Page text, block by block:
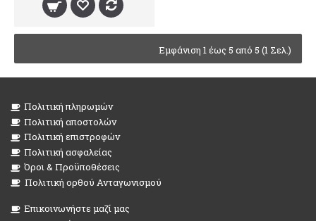
Εμφάνιση 1 έως 5 από 5 (1 Σελ.)
Πολιτική πληρωμών
Πολιτική αποστολών
Πολιτική επιστροφών
Πολιτική ασφαλείας
Όροι & Προϋποθέσεις
Πολιτική ορθού Ανταγωνισμού
Επικοινωνήστε μαζί μας